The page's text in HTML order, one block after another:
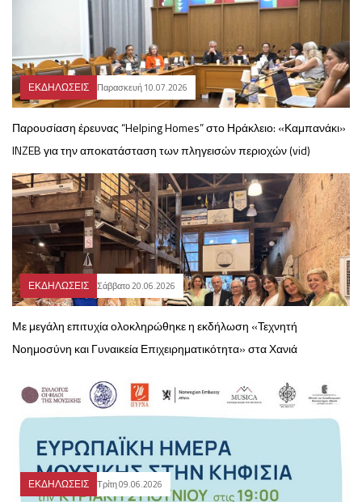
ΕΚΔΗΛΩΣΕΙΣ Παρασκευή 10.07.2026
Παρουσίαση έρευνας “Helping Homes” στο Ηράκλειο: «Καμπανάκι»
INZEB για την αποκατάσταση των πληγεισών περιοχών (vid)
ΕΚΔΗΛΩΣΕΙΣ Σάββατο 20.06.2026
Με μεγάλη επιτυχία ολοκληρώθηκε η εκδήλωση «Τεχνητή
Νοημοσύνη και Γυναικεία Επιχειρηματικότητα» στα Χανιά
ΕΚΔΗΛΩΣΕΙΣ Τρίτη 09.06.2026